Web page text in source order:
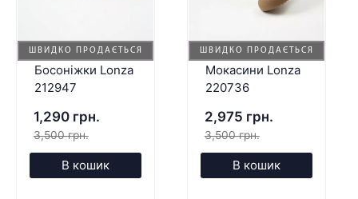
ШВИДКО ПРОДАЄТЬСЯ
Босоніжки Lonza
212947
1,290 грн.
3,500 грн.
В кошик
ШВИДКО ПРОДАЄТЬСЯ
Мокасини Lonza
220736
2,975 грн.
3,500 грн.
В кошик